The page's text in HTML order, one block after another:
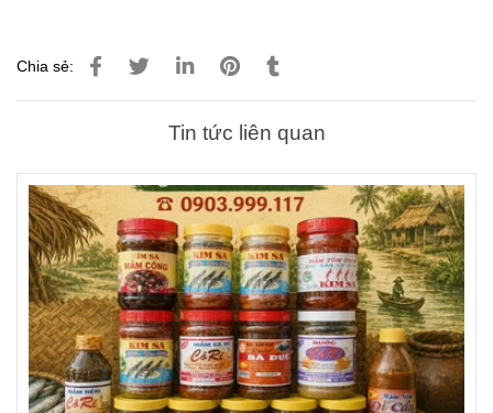
Chia sẻ:
Tin tức liên quan